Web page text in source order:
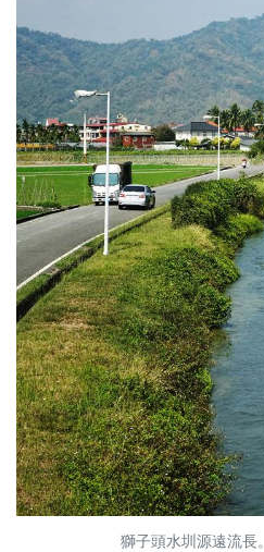
獅子頭水圳源遠流長